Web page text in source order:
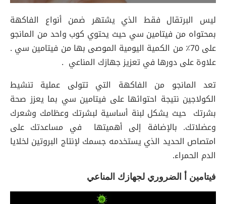
ليس البرتقال فقط الذي يشتهر ضمن أنواع الفاكهة
بمحتواه من فيتامين سي حيث يحتوي كوب واحد من المانجو
على 70٪ من الكمية اليومية الموصى بها من فيتامين سي .
علاوة على دورها في تعزيز جهازك المناعي .
تعد المانجو من الفاكهة التي تتولى عملية تنشيط
الكولاجين نتيجة احتوائها على فيتامين سي بما يعزز صحة
بشرتك حيث يشكل لبنة أساسية لبشرتك وعظامك وشعرك
وعضلاتك. بالإضافة إلى أهميتها في مساعدتك على
امتصاص الحديد الذي يستخدمه جسمك لإنتاج البروتين لخلايا
الدم الحمراء.
فيتامين أ الضروري لجهازك المناعي